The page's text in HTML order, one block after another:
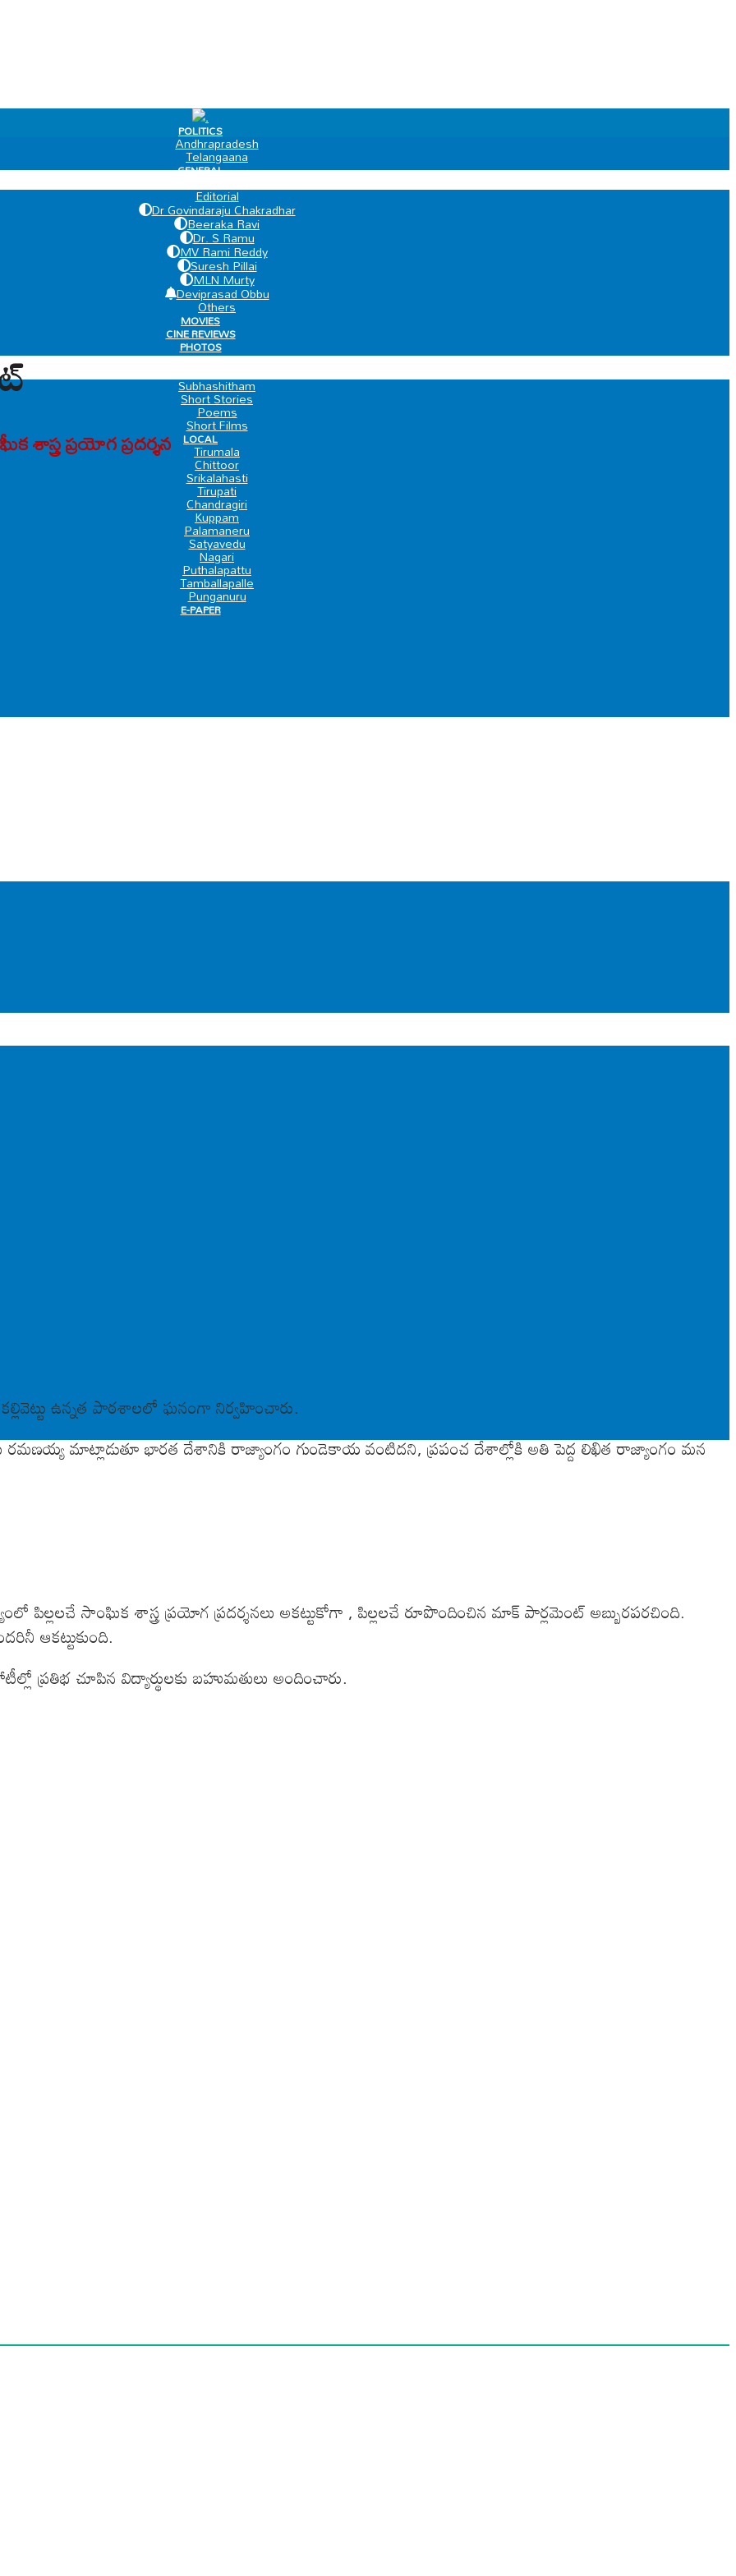
.
POLITICS
Andhrapradesh
Telangaana
GENERAL
Editorial
Dr Govindaraju Chakradhar
Beeraka Ravi
Dr. S Ramu
MV Rami Reddy
Suresh Pillai
MLN Murty
Deviprasad Obbu
Others
MOVIES
CINE REVIEWS
PHOTOS
VIDEOS
Subhashitham
Short Stories
Poems
Short Films
LOCAL
Tirumala
Chittoor
Srikalahasti
Tirupati
Chandragiri
Kuppam
Palamaneru
Satyavedu
Nagari
Puthalapattu
Tamballapalle
Punganuru
E-PAPER
ప్రయోగ ప్రదర్శన
ఉన్నత పాఠశాలలో ఘనంగా నిర్వహించారు.
మాట్లాడుతూ భారత దేశానికి రాజ్యాంగం గుండెకాయ వంటిదని, ప్రపంచ దేశాల్లోకి అతి పెద్ద లిఖిత రాజ్యాంగం మన
పిల్లలచే సాంఘిక శాస్త్ర ప్రయోగ ప్రదర్శనలు అకట్టుకోగా , పిల్లలచే రూపొందించిన మాక్ పార్లమెంట్ అబ్బురపరచింది.
ఆకట్టుకుంది.
ప్రతిభ చూపిన విద్యార్థులకు బహుమతులు అందించారు.